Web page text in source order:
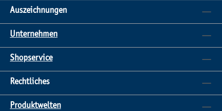
Auszeichnungen
Unternehmen
Shopservice
Rechtliches
Produktwelten